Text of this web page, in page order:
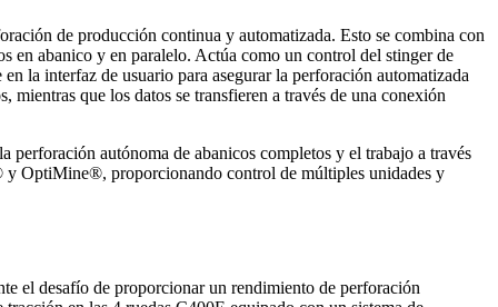
de producción continua y automatizada. Esto se combina con
en abanico y en paralelo. Actúa como un control del stinger de
la interfaz de usuario para asegurar la perforación automatizada
que los datos se transfieren a través de una conexión
autónoma de abanicos completos y el trabajo a través
y OptiMine®, proporcionando control de múltiples unidades y
el desafío de proporcionar un rendimiento de perforación